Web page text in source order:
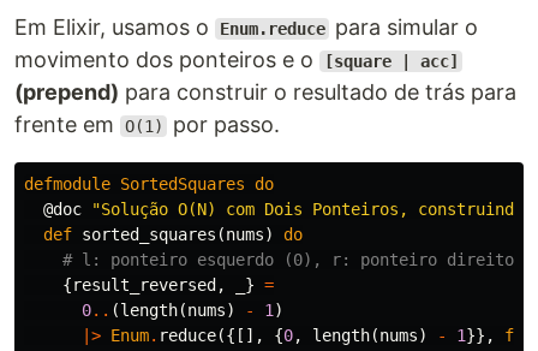
Em Elixir, usamos o Enum.reduce para simular o
movimento dos ponteiros e o
[square | acc]
(prepend) para construir o resultado de trás para
frente em
O(1) por passo.
defmodule SortedSquares
do
@doc
"Solução O(N) com Dois Ponteiros,
def sorted_squares (nums)
do
# l: ponteiro esquerdo (0), r: ponteiro direito
{result_reversed , } =
0.. (length(nums) - 1 )
|> Enum. reduce({[], {0, length(nums) - 1}}, fn